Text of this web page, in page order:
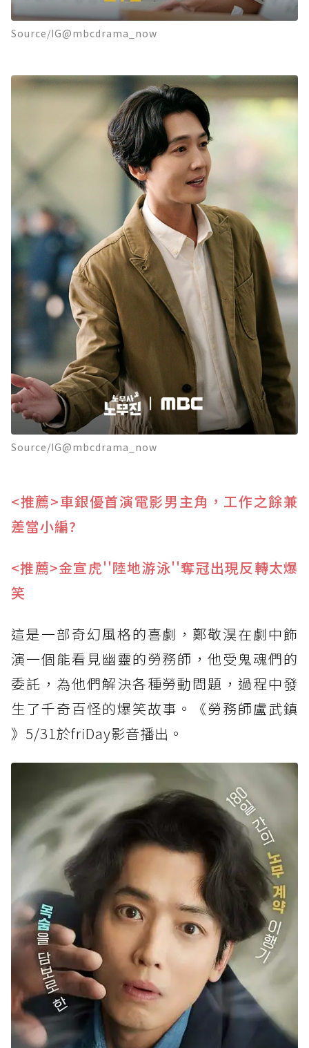
Source/IG@mbcdrama_now
Source/IG@mbcdrama_now
<推薦>車銀優首演電影男主角，工作之餘兼
差當小編?
<推薦>金宣虎''陸地游泳''奪冠出現反轉太爆
笑
這是一部奇幻風格的喜劇，鄭敬淏在劇中飾
演一個能看見幽靈的勞務師，他受鬼魂們的
委託，為他們解決各種勞動問題，過程中發
生了千奇百怪的爆笑故事。《勞務師盧武鎮
》5/31於friDay影音播出。